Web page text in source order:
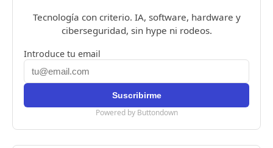
Tecnología con criterio. IA, software, hardware y
ciberseguridad, sin hype ni rodeos.
Introduce tu email
Powered by Buttondown